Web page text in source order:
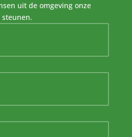
uit de omgeving onze
steunen.